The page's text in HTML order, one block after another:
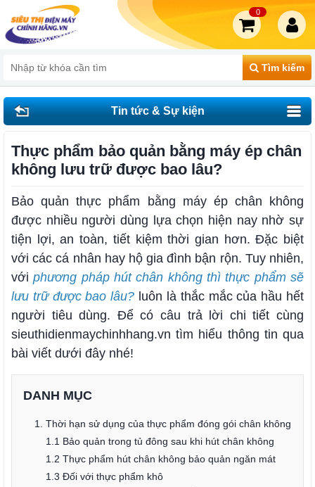
Tìm kiếm
0
Tin tức & Sự kiện
Thực phẩm bảo quản bằng máy ép chân
không lưu trữ được bao lâu?
Bảo quản thực phẩm bằng máy ép chân không
được nhiều người dùng lựa chọn hiện nay nhờ sự
tiện lợi, an toàn, tiết kiệm thời gian hơn. Đặc biệt
với các cá nhân hay hộ gia đình bận rộn. Tuy nhiên,
vớiphương pháp hút chân không thì thực phẩm sẽ
lưu trữ được bao lâu? luôn là thắc mắc của hầu hết
người tiêu dùng. Để có câu trả lời chi tiết cùng
sieuthidienmaychinhhang.vn tìm hiểu thông tin qua
bài viết dưới đây nhé!
DANH MỤC
1. Thời hạn sử dụng của thực phẩm đóng gói chân không
1.1 Bảo quản trong tủ đông sau khi hút chân không
1.2 Thực phẩm hút chân không bảo quản ngăn mát
1.3 Đối với thực phẩm khô